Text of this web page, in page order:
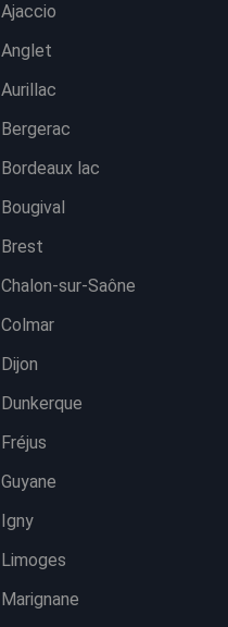
Ajaccio
Anglet
Aurillac
Bergerac
Bordeaux lac
Bougival
Brest
Chalon-sur-Saône
Colmar
Dijon
Dunkerque
Fréjus
Guyane
Igny
Limoges
Marignane